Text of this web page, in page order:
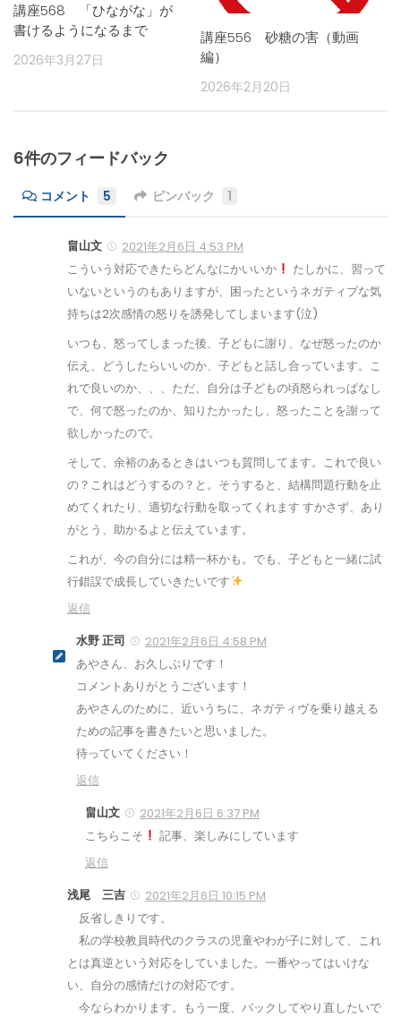
講座568 「ひながな」が
書けるようになるまで
2026年3月27日
講座556 砂糖の害（動画
編）
2026年2月20日
6件のフィードバック
コメント 5 ピンバック 1
畠山文
2021年2月6日 4:53 PM
こういう対応できたらどんなにかいいか
たしかに、習って
いないというのもありますが、困ったというネガティブな気
持ちは2次感情の怒りを誘発してしまいます(泣)
いつも、怒ってしまった後、子どもに謝り、なぜ怒ったのか
伝え、どうしたらいいのか、子どもと話し合っています。こ
れで良いのか、、、ただ、自分は子どもの頃怒られっぱなし
で、何で怒ったのか、知りたかったし、怒ったことを謝って
欲しかったので。
そして、余裕のあるときはいつも質問してます。これで良い
の？これはどうするの？と。そうすると、結構問題行動を止
めてくれたり、適切な行動を取ってくれます すかさず、あり
がとう、助かるよと伝えています。
これが、今の自分には精一杯かも。でも、子どもと一緒に試
行錯誤で成長していきたいです
返信
水野 正司
2021年2月6日 4:58 PM
あやさん、お久しぶりです！
コメントありがとうございます！
あやさんのために、近いうちに、ネガティヴを乗り越える
ための記事を書きたいと思いました。
待っていてください！
返信
畠山文
2021年2月6日 6:37 PM
こちらこそ
記事、楽しみにしています
返信
浅尾 三吉
2021年2月6日 10:15 PM
反省しきりです。
私の学校教員時代のクラスの児童やわが子に対して、これ
とは真逆という対応をしていました。一番やってはいけな
い、自分の感情だけの対応です。
今ならわかります。もう一度、バックしてやり直したいで